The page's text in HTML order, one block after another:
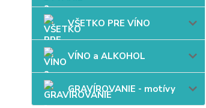
VŠETKO PRE VÍNO
VÍNO a ALKOHOL
GRAVÍROVANIE - motívy